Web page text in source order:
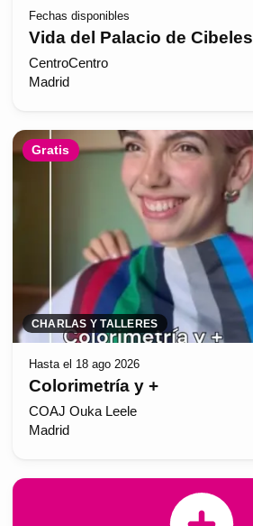
Fechas disponibles
Vida del Palacio de Cibeles
CentroCentro
Madrid
Gratis
CHARLAS Y TALLERES
Hasta el 18 ago 2026
Colorimetría y +
COAJ Ouka Leele
Madrid